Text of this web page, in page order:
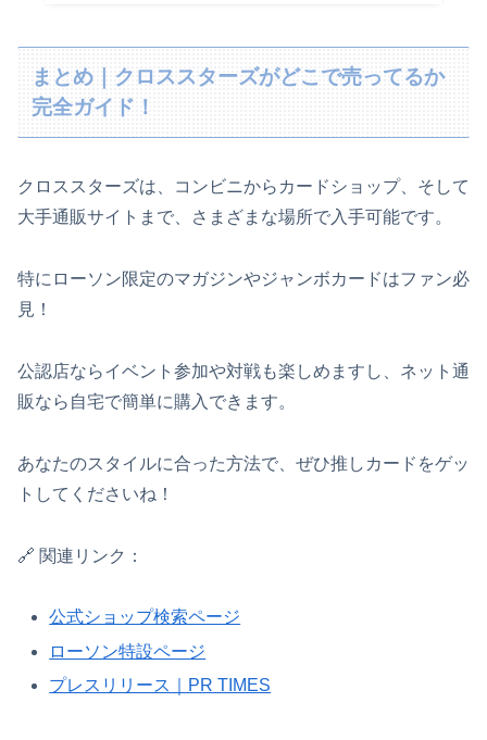
まとめ｜クロススターズがどこで売ってるか
完全ガイド！
クロススターズは、コンビニからカードショップ、そして
大手通販サイトまで、さまざまな場所で入手可能です。
特にローソン限定のマガジンやジャンボカードはファン必
見！
公認店ならイベント参加や対戦も楽しめますし、ネット通
販なら自宅で簡単に購入できます。
あなたのスタイルに合った方法で、ぜひ推しカードをゲッ
トしてくださいね！
🔗 関連リンク：
公式ショップ検索ページ
ローソン特設ページ
プレスリリース｜PR TIMES